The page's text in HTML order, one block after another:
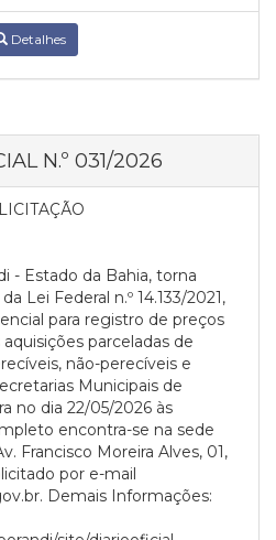
Detalhes
N.º 031/2026
- Estado da Bahia, torna
Lei Federal n.º 14.133/2021,
para registro de preços
parceladas de
não-perecíveis e
Municipais de
no dia 22/05/2026 às
encontra-se na sede
Francisco Moreira Alves, 01,
por e-mail
Demais Informações: